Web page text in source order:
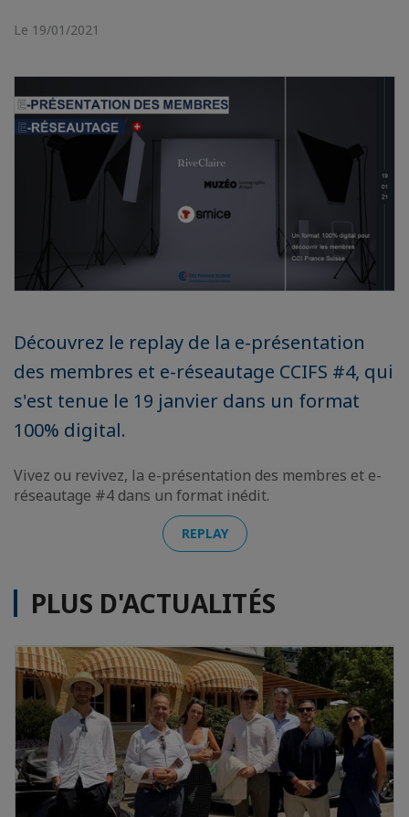
Le 19/01/2021
Découvrez le replay de la e-présentation
des membres et e-réseautage CCIFS #4, qui
s'est tenue le 19 janvier dans un format
100% digital.
Vivez ou revivez, la e-présentation des membres et e-
réseautage #4 dans un format inédit.
REPLAY
PLUS D'ACTUALITÉS